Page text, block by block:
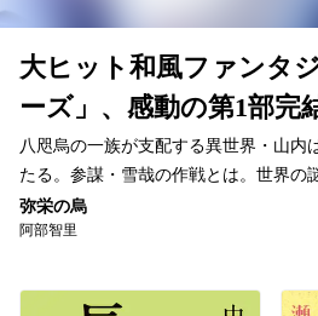
大ヒット和風ファンタ
ーズ」、感動の第1部完
八咫烏の一族が支配する異世界・山内
たる。参謀・雪哉の作戦とは。世界の
弥栄の烏
阿部智里